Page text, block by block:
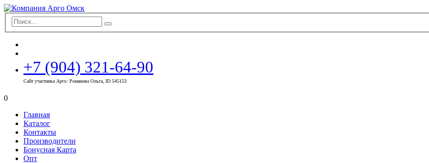
+7 (904) 321-64-90
Сайт участника Арго: Романова Ольга, ID 545153
0
Главная
Каталог
Контакты
Производители
Бонусная Карта
Опт